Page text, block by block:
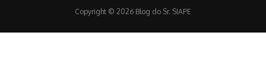
Copyright © 2026 Blog do Sr. SIAPE